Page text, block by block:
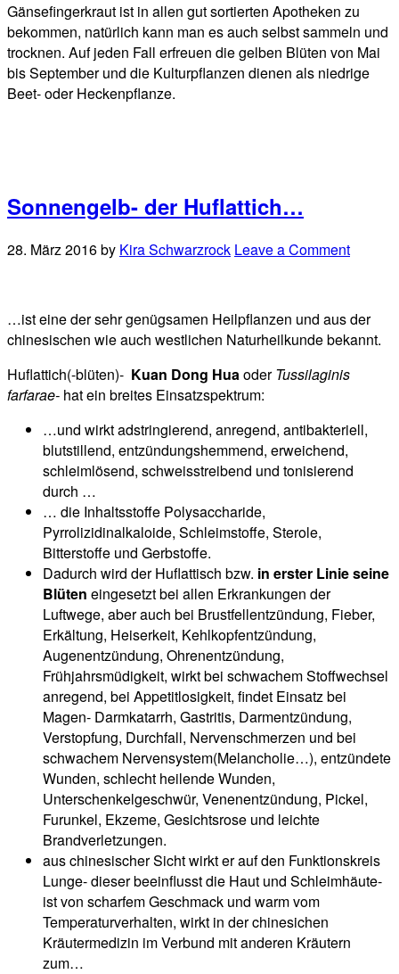
Gänsefingerkraut ist in allen gut sortierten Apotheken zu
bekommen, natürlich kann man es auch selbst sammeln und
trocknen. Auf jeden Fall erfreuen die gelben Blüten von Mai
bis September und die Kulturpflanzen dienen als niedrige
Beet- oder Heckenpflanze.
Sonnengelb- der Huflattich…
28. März 2016by Kira Schwarzrock Leave a Comment
…ist eine der sehr genügsamen Heilpflanzen und aus der
chinesischen wie auch westlichen Naturheilkunde bekannt.
Huflattich(-blüten)- Kuan Dong HuaoderTussilaginis
farfarae- hat ein breites Einsatzspektrum:
…und wirkt adstringierend, anregend, antibakteriell,
blutstillend, entzündungshemmend, erweichend,
schleimlösend, schweisstreibend und tonisierend
durch …
… die Inhaltsstoffe Polysaccharide,
Pyrrolizidinalkaloide, Schleimstoffe, Sterole,
Bitterstoffe und Gerbstoffe.
Dadurch wird der Huflattisch bzw. in erster Linie seine
Blüten eingesetzt bei allen Erkrankungen der
Luftwege, aber auch bei Brustfellentzündung, Fieber,
Erkältung, Heiserkeit, Kehlkopfentzündung,
Augenentzündung, Ohrenentzündung,
Frühjahrsmüdigkeit, wirkt bei schwachem Stoffwechsel
anregend, bei Appetitlosigkeit, findet Einsatz bei
Magen- Darmkatarrh, Gastritis, Darmentzündung,
Verstopfung, Durchfall, Nervenschmerzen und bei
schwachem Nervensystem(Melancholie…), entzündete
Wunden, schlecht heilende Wunden,
Unterschenkelgeschwür, Venenentzündung, Pickel,
Furunkel, Ekzeme, Gesichtsrose und leichte
Brandverletzungen.
aus chinesischer Sicht wirkt er auf den Funktionskreis
Lunge- dieser beeinflusst die Haut und Schleimhäute-
ist von scharfem Geschmack und warm vom
Temperaturverhalten, wirkt in der chinesichen
Kräutermedizin im Verbund mit anderen Kräutern
zum…